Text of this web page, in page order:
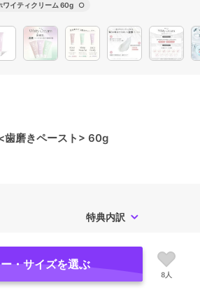
ワイティクリーム 60g ○
歯磨きペースト> 60g
特典内訳
・サイズを選ぶ
8人